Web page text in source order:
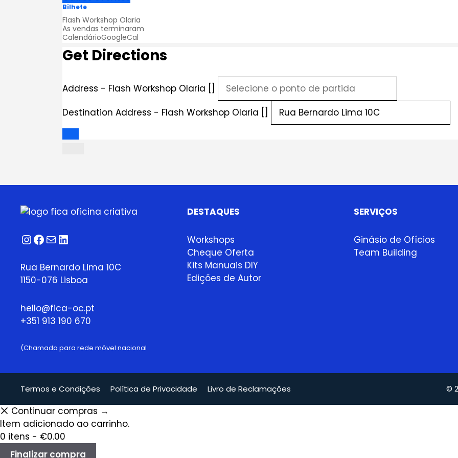
Bilhete
Flash Workshop Olaria
As vendas terminaram
CalendárioGoogleCal
Get Directions
Address - Flash Workshop Olaria []
Destination Address - Flash Workshop Olaria []
Instagram
Facebook
Correio
LinkedIn
Rua Bernardo Lima 10C
1150-076 Lisboa
hello@fica-oc.pt
+351 913 190 670
(Chamada para rede móvel nacional
DESTAQUES
Workshops
Cheque Oferta
Kits Manuais DIY
Edições de Autor
SERVIÇOS
Ginásio de Ofícios
Team Building
Termos e Condições Política de Privacidade Livro de Reclamações ©
Continuar compras →
Item adicionado ao carrinho.
0 itens - €0.00
Finalizar compra